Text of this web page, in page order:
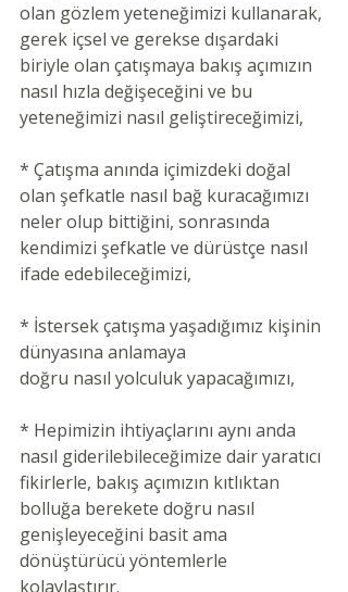
olan gözlem yeteneğimizi kullanarak,
gerek içsel ve gerekse dışardaki
biriyle olan çatışmaya bakış açımızın
nasıl hızla değişeceğini ve bu
yeteneğimizi nasıl geliştireceğimizi,
* Çatışma anında içimizdeki doğal
olan şefkatle nasıl bağ kuracağımızı
neler olup bittiğini, sonrasında
kendimizi şefkatle ve dürüstçe nasıl
ifade edebileceğimizi,
* İstersek çatışma yaşadığımız kişinin
dünyasına anlamaya
doğru nasıl yolculuk yapacağımızı,
* Hepimizin ihtiyaçlarını aynı anda
nasıl giderilebileceğimize dair yaratıcı
fikirlerle, bakış açımızın kıtlıktan
bolluğa berekete doğru nasıl
genişleyeceğini basit ama
dönüştürücü yöntemlerle
kolaylaştırır.